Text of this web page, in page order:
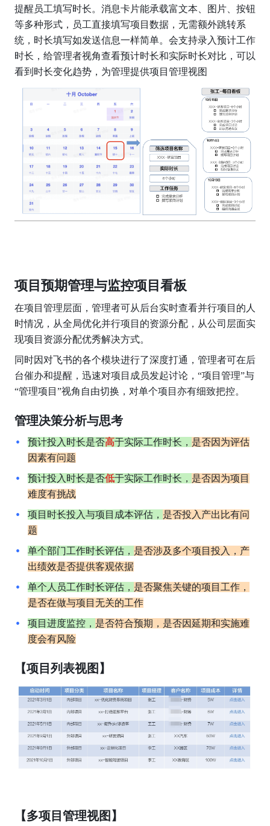
提醒员工填写时长。消息卡片能承载富文本、图片、按钮
等多种形式，员工直接填写项目数据，无需额外跳转系
统，时长填写如发送信息一样简单。会支持录入预计工作
时长，给管理者视角查看预计时长和实际时长对比，可以
看到时长变化趋势，为管理提供项目管理视图
项目预期管理与监控项目看板
在项目管理层面，管理者可从后台实时查看并行项目的人
时情况，从全局优化并行项目的资源分配，从公司层面实
现项目资源分配优秀解决方式。
同时因对飞书的各个模块进行了深度打通，管理者可在后
台催办和提醒，迅速对项目成员发起讨论，“项目管理”与
“管理项目”视角自由切换，对单个项目亦有细致把控。
管理决策分析与思考
预计投入时长是否高于实际工作时长， 是否因为评估
因素有问题
预计投入时长是否低于实际工作时长， 是否因为项目
难度有挑战
项目时长投入与项目成本评估， 是否投入产出比有问
题
单个部门工作时长评估， 是否涉及多个项目投入，产
出绩效是否提供客观依据
单个人员工作时长评估， 是否聚焦关键的项目工作，
是否在做与项目无关的工作
项目进度监控， 是否符合预期，是否因延期和实施难
度会有风险
【项目列表视图】
【多项目管理视图】